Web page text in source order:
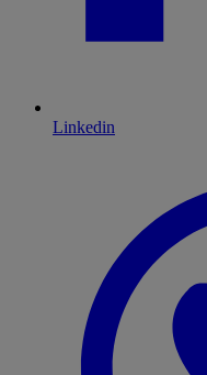
Linkedin